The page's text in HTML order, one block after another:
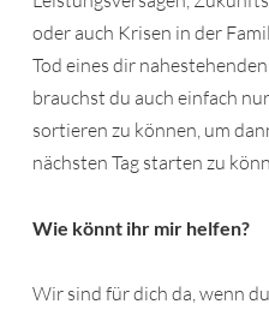
oder auch Krisen in der
Tod eines dir
brauchst du auch einfach
sortieren zu können, um
nächsten Tag starten zu
Wie könnt ihr mir helfen?
Wir sind für dich da, wenn